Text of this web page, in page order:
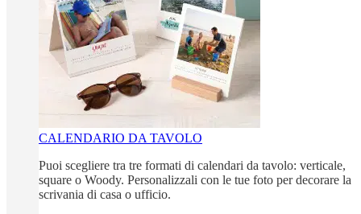
CALENDARIO DA TAVOLO
Puoi scegliere tra tre formati di calendari da tavolo: verticale,
square o Woody. Personalizzali con le tue foto per decorare la
scrivania di casa o ufficio.